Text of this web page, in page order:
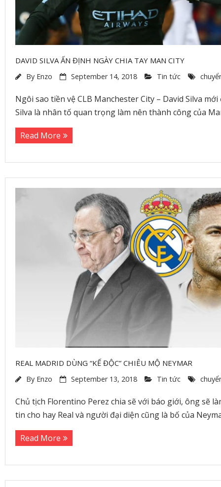
DAVID SILVA ẤN ĐỊNH NGÀY CHIA TAY MAN CITY
By Enzo September 14, 2018 Tin tức
Ngôi sao tiền vệ CLB Manchester City – David Silva
Silva là nhân tố quan trọng làm nên thành công của
Read More
REAL MADRID DÙNG “KẾ ĐỘC” CHIÊU MỘ NEYMAR
By Enzo September 13, 2018 Tin tức
Chủ tịch Florentino Perez chia sẽ với báo giới, ông sẽ
tin cho hay Real và người đại diện cũng là bố của
Read More